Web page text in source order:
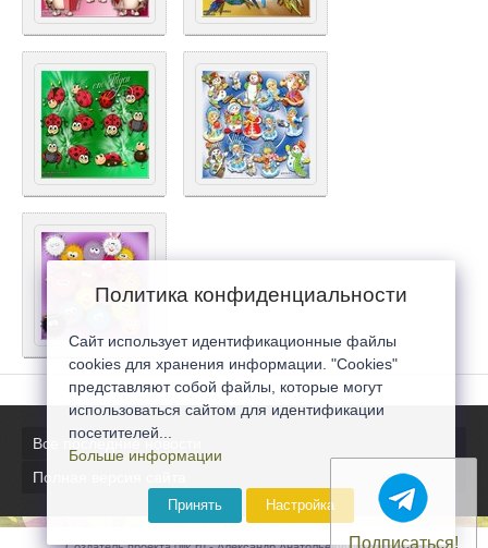
Все последние новости
Полная версия сайта
Подписаться!
Политика конфиденциальности
Сайт использует идентификационные файлы
cookies для хранения информации. "Cookies"
представляют собой файлы, которые могут
использоваться сайтом для идентификации
посетителей...
Больше информации
Принять Настройка